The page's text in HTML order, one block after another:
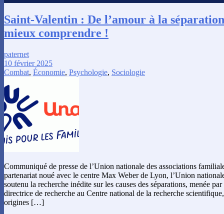
Saint-Valentin : De l’amour à la
mieux comprendre !
paternet
10 février 2025
Combat, Économie, Psychologie, Sociologie
Communiqué de presse de l’Union nationale des associations
partenariat noué avec le centre Max Weber de Lyon, l’Union
soutenu la recherche inédite sur les causes des séparations, menée
directrice de recherche au Centre national de la recherche
origines […]